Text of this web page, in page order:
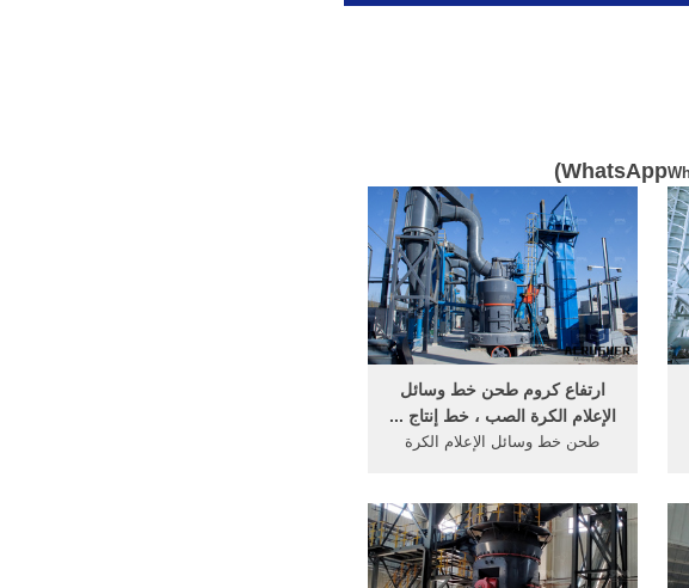
WhatsApp
)
ارتفاع كروم طحن خط وسائل
الإعلام الكرة الصب ، خط إنتاج ...
طحن خط وسائل الإعلام الكرة
مطحنة الكرة خط الصب zqjx-840-
f4 لحل الكرة طحن ، وارتفاع فعالة
من حيث التكلفة ، وقت طويل